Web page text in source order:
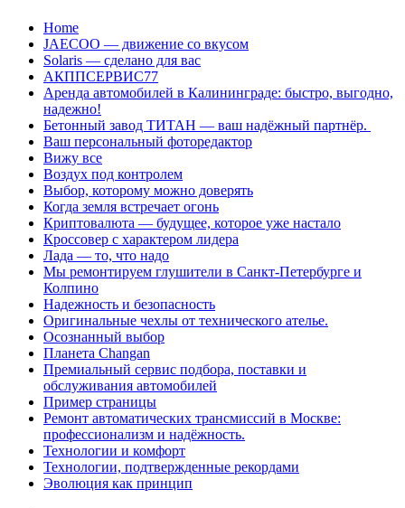
Перейти
содержанию
Home
JAECOO — движение со вкусом
Solaris — сделано для вас
АКППСЕРВИС77
Аренда автомобилей в Калининграде: быстро, выгодно,
надежно!
Бетонный завод ТИТАН — ваш надёжный партнёр.
Ваш персональный фоторедактор
Вижу все
Воздух под контролем
Выбор, которому можно доверять
Когда земля встречает огонь
Криптовалюта — будущее, которое уже настало
Кроссовер с характером лидера
Лада — то, что надо
Мы ремонтируем глушители в Санкт-Петербурге и
Колпино
Надежность и безопасность
Оригинальные чехлы от технического ателье.
Осознанный выбор
Планета Changan
Премиальный сервис подбора, поставки и
обслуживания автомобилей
Пример страницы
Ремонт автоматических трансмиссий в Москве:
профессионализм и надёжность.
Технологии и комфорт
Технологии, подтвержденные рекордами
Эволюция как принцип